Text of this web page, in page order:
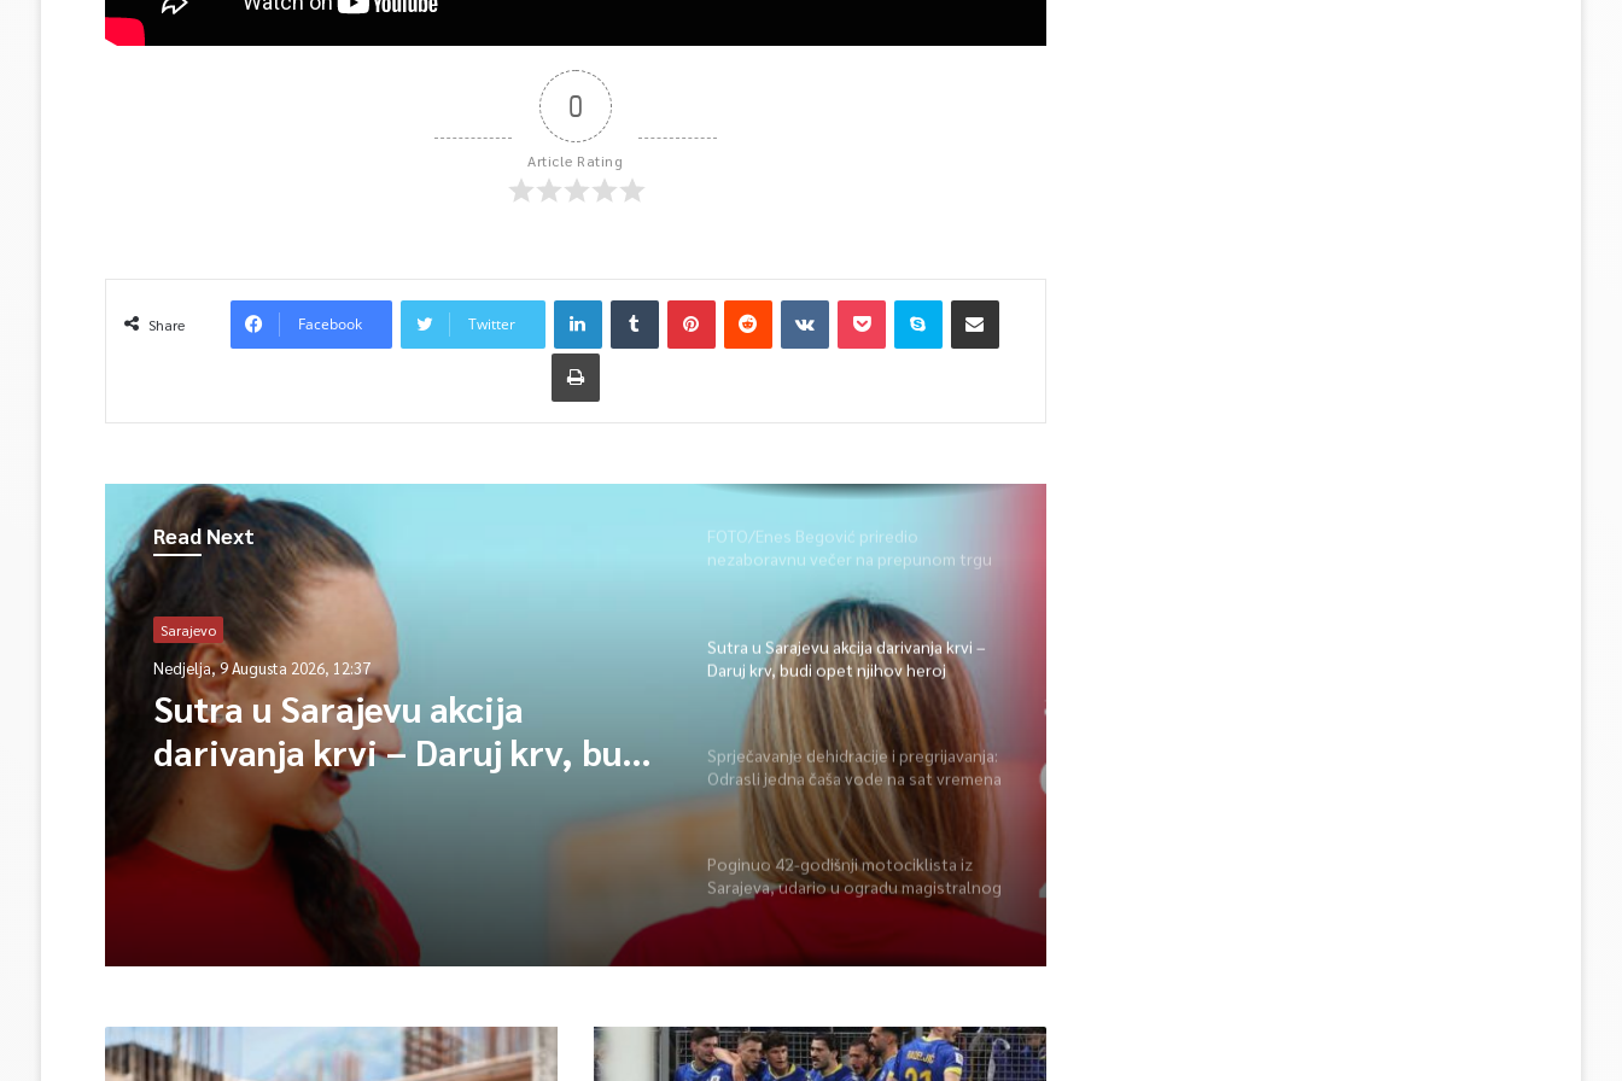
0
Article Rating
Share Facebook Twitter
Read Next
Sarajevo
Nedjelja, 9 Augusta 2026, 12:37
Sutra u Sarajevu akcija
darivanja krvi – Daruj krv, budi
opet njihov heroj
FOTO/Enes Begović priredio
nezaboravnu večer na prepunom trgu
Sutra u Sarajevu akcija darivanja krvi –
Daruj krv, budi opet njihov heroj
Sprječavanje dehidracije i pregrijavanja:
Odrasli jedna čaša vode na sat vremena
Poginuo 42-godišnji motociklista iz
Sarajeva, udario u ogradu magistralnog
puta